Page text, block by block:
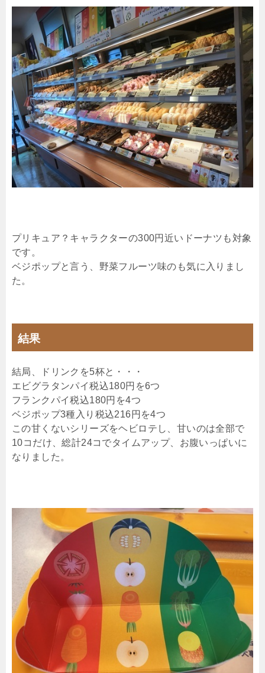
プリキュア？キャラクターの300円近いドーナツも対象
です。
ベジポップと言う、野菜フルーツ味のも気に入りまし
た。
結果
結局、ドリンクを5杯と・・・
エビグラタンパイ税込180円を6つ
フランクパイ税込180円を4つ
ベジポップ3種入り税込216円を4つ
この甘くないシリーズをヘビロテし、甘いのは全部で
10コだけ、総計24コでタイムアップ、お腹いっぱいに
なりました。